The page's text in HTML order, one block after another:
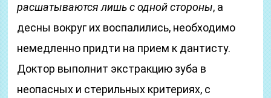
расшатываются лишь с одной стороны, а
десны вокруг их воспалились, необходимо
немедленно придти на прием к дантисту.
Доктор выполнит экстракцию зуба в
неопасных и стерильных критериях, с